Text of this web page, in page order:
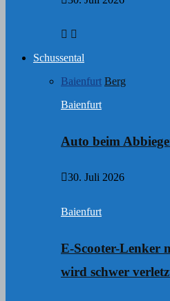
Schussental
Baienfurt Berg
Baienfurt
Auto beim
30. Juli 2026
Baienfurt
E-Scooter-Lenker
wird schwer